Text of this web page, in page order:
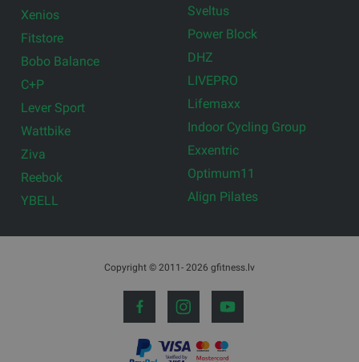
Xenios
Fitstore
Bobo Balance
C+P
Lever Sport
Wattbike
Ziva
Reebok
YBELL
Sveltus
Power Block
DHZ
LIVEPRO
Lifemaxx
Indoor Cycling Group
Exxentric
Optimum11
Align Pilates
Copyright © 2011- 2026 gfitness.lv